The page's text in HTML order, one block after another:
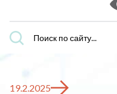
Поиск
по
19.2.2025